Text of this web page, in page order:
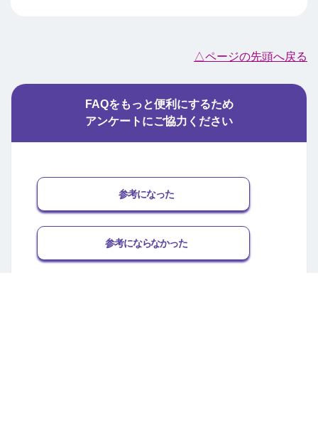
△ページの先頭へ戻る
FAQをもっと便利にするため
アンケートにご協力ください
参考になった
参考にならなかった